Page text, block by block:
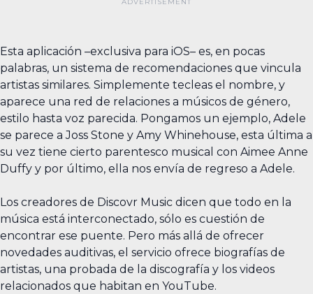
Esta aplicación –exclusiva para iOS– es, en pocas
palabras, un sistema de recomendaciones que vincula
artistas similares. Simplemente tecleas el nombre, y
aparece una red de relaciones a músicos de género,
estilo hasta voz parecida. Pongamos un ejemplo, Adele
se parece a Joss Stone y Amy Whinehouse, esta última a
su vez tiene cierto parentesco musical con Aimee Anne
Duffy y por último, ella nos envía de regreso a Adele.
Los creadores de Discovr Music dicen que todo en la
música está interconectado, sólo es cuestión de
encontrar ese puente. Pero más allá de ofrecer
novedades auditivas, el servicio ofrece biografías de
artistas, una probada de la discografía y los videos
relacionados que habitan en YouTube.